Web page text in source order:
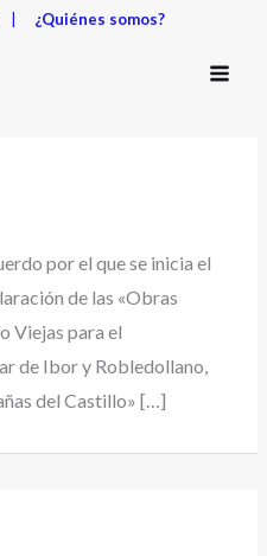
¿Quiénes somos?
por el que se inicia el
de las «Obras
Viejas para el
de Ibor y Robledollano,
del Castillo» […]